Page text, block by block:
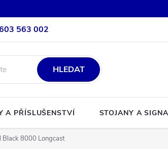
563 002
HLEDAT
A PŘÍSLUŠENSTVÍ STOJANY A
Black 8000 Longcast